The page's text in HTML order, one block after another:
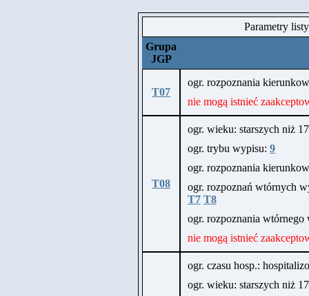
Parametry
Grupa
JGP
T07
ogr. rozpoznania
nie mogą istnieć
T08
ogr. wieku: starszych niż
ogr. trybu wypisu: 9
ogr. rozpoznania
ogr. rozpoznań wtórnych
T7 T8
ogr. rozpoznania
nie mogą istnieć
ogr. czasu hosp.:
ogr. wieku: starszych niż